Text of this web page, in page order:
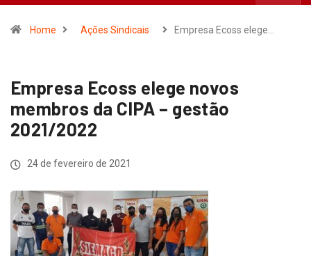
Home Ações Sindicais Empresa Ecoss elege…
Empresa Ecoss elege novos
membros da CIPA – gestão
2021/2022
24 de fevereiro de 2021